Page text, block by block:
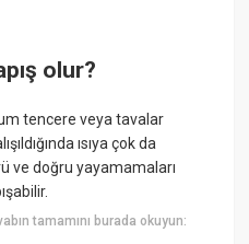
olur?
tencere veya tavalar
ısıya çok da
ve doğru yayamamaları
tamamını burada okuyun: